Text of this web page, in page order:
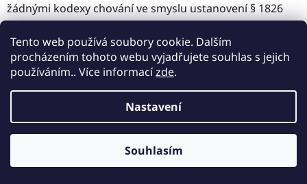
Tento web používá soubory cookie. Dalším
procházením tohoto webu vyjadřujete souhlas s jejich
používáním.. Více informacízde.
Nastavení
Souhlasím
žádnými kodexy chování ve smyslu ustanovení § 1826
8.3. Vyřizování stížností spotřebitelů zajišťuje
prodávající prostřednictvím elektronické
adresy
stížnosti kupujícího zašle prodávající na elektronickou
adresu kupujícího.
8.4. K mimosoudnímu řešení spotřebitelských sporů z